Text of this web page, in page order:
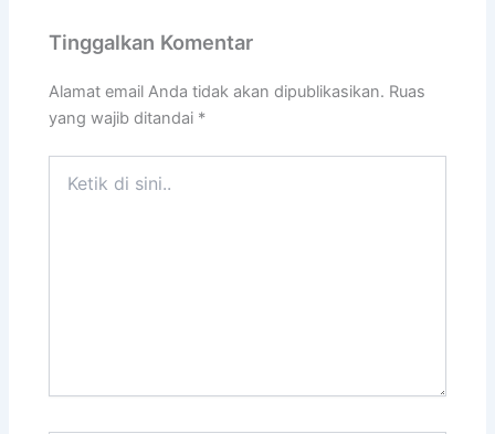
Tinggalkan Komentar
Alamat email Anda tidak akan dipublikasikan. Ruas
yang wajib ditandai *